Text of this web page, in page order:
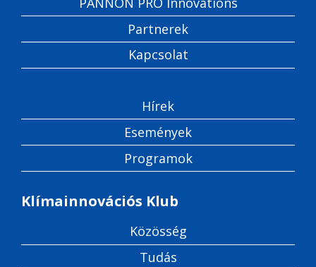
Partnerek
Kapcsolat
Hírek
Események
Programok
Klímainnovációs Klub
Közösség
Tudás